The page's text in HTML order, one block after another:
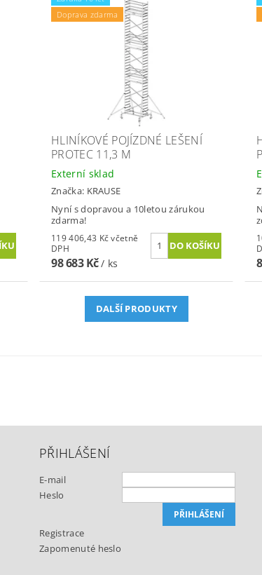
Doprava zdarma
HLINÍKOVÉ POJÍZDNÉ LEŠENÍ
PROTEC 11,3 M
Externí sklad
Značka: KRAUSE
Nyní s dopravou a 10letou zárukou
zdarma!
119 406,43 Kč včetně
DPH
98 683 Kč/ ks
DALŠÍ PRODUKTY
PŘIHLÁŠENÍ
E-mail
Heslo
Registrace
Zapomenuté heslo